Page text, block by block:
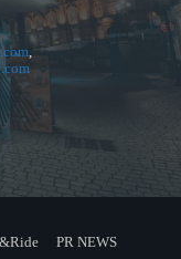
,
PR NEWS